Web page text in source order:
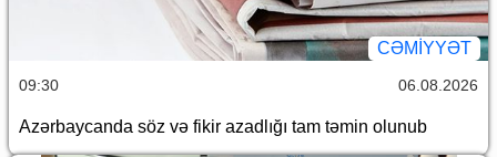
CƏMİYYƏT
09:30 06.08.2026
Azərbaycanda söz və fikir azadlığı tam təmin olunub